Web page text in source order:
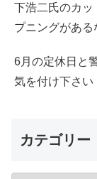
下浩二氏のカッ
プニングがある
6月の定休日と
気を付け下さい
カテゴリー